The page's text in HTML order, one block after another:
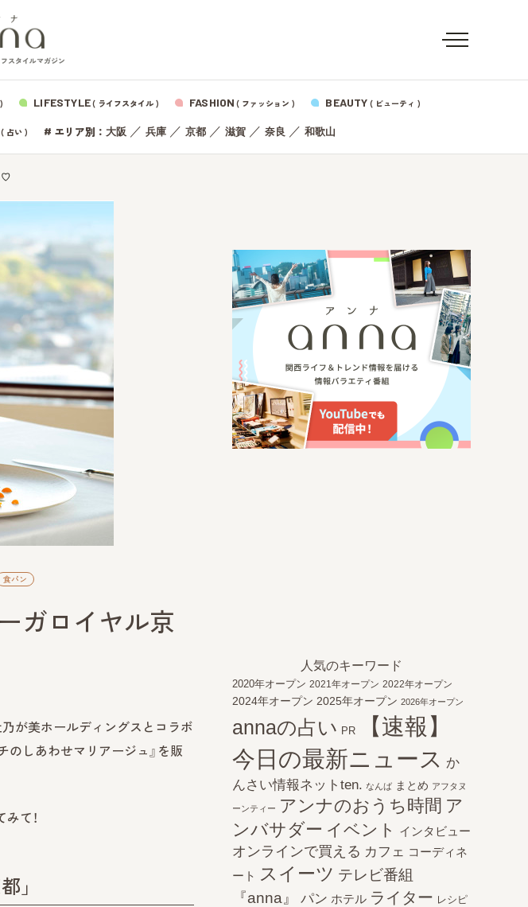
スタイルマガジン
LIFESTYLE( ライフスタイル ) FASHION ( ファッション ) BEAUTY ( ビューティ )
( 占い ) # エリア別： 大阪 ／ 兵庫／ 京都／ 滋賀／ 奈良 ／ 和歌山
♡
食パン
ガロイヤル京
乃が美ホールディングスとコラボ
チのしあわせマリアージュ』を販
て！
」
人気のキーワード
2020年オープン 2021年オープン 2022年オープン
2024年オープン 2025年オープン 2026年オープン
annaの占い PR
【速報】
今日の最新ニュース か
んさい情報ネットten. なんば まとめ アフタヌ
ーンティー アンナのおうち時間 ア
ンバサダー イベント インタビュー
オンラインで買える カフェ コーディネ
ート
スイーツ テレビ番組
『anna』
パン ホテル ライター レシピ